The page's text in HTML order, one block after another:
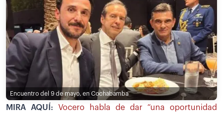
Encuentro del 9 de mayo, en Cochabamba
MIRA AQUÍ: Vocero habla de dar “una oportunidad